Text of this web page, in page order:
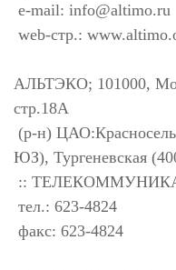
e-mail: info@altimo.ru
web-стр.:
АЛЬТЭКО; 101000,
стр.18А
(р-н)
ЮЗ), Тургеневская
::
тел.: 623-4824
факс: 623-4824